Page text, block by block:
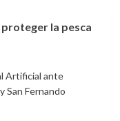
la pesca
Artificial ante
San Fernando